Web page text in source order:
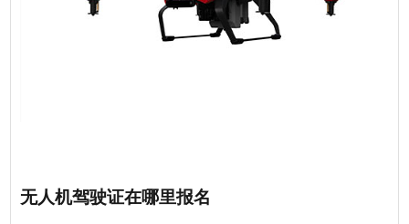
无人机驾驶证在哪里报名